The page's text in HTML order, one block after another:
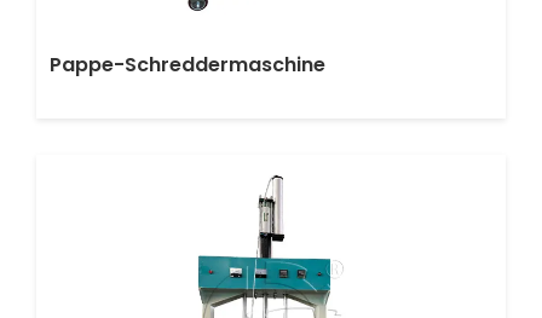
Pappe-Schreddermaschine